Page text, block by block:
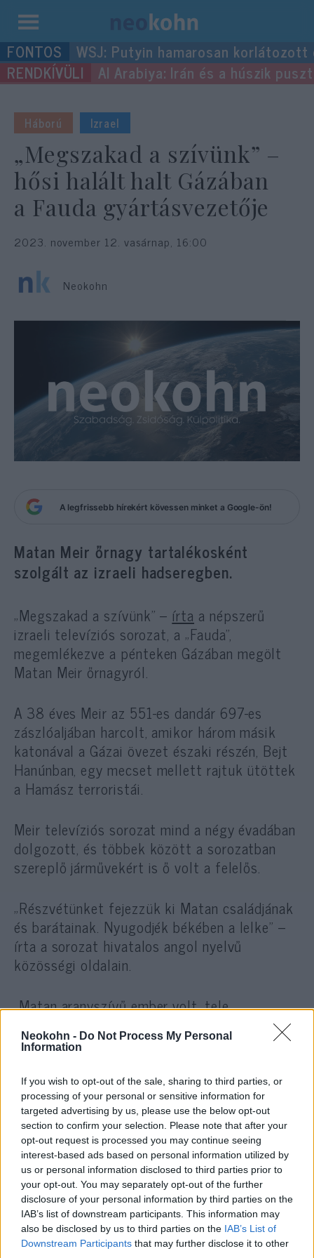
Neokohn - Do Not Process My Personal
Information
If you wish to opt-out of the sale, sharing to third parties, or
processing of your personal or sensitive information for
targeted advertising by us, please use the below opt-out
section to confirm your selection. Please note that after your
opt-out request is processed you may continue seeing
interest-based ads based on personal information utilized by
us or personal information disclosed to third parties prior to
your opt-out. You may separately opt-out of the further
disclosure of your personal information by third parties on the
IAB’s list of downstream participants. This information may
also be disclosed by us to third parties on the IAB’s List of
Downstream Participants that may further disclose it to other
Kilépés
a
tartalomba
WSJ: Putyin hamarosan
Al Arabiya: Irán és a húszik
Háború Izrael
„Megszakad a szívünk” –
hősi halált halt Gázában
a Fauda gyártásvezetője
2023. november 12. vasárnap, 16:00
Neokohn
A legfrissebb hírekért kövessen minket a Google-ön!
Matan Meir őrnagy tartalékosként
szolgált az izraeli hadseregben.
„Megszakad a szívünk” – írta a népszerű
izraeli televíziós sorozat, a „Fauda”,
megemlékezve a pénteken Gázában megölt
Matan Meir őrnagyról.
A 38 éves Meir az 551-es dandár 697-es
zászlóaljában harcolt, amikor három másik
katonával a Gázai övezet északi részén, Bejt
Hanúnban, egy mecset mellett rajtuk ütöttek
a Hamász terroristái.
Meir televíziós sorozat mind a négy évadában
dolgozott, és többek között a sorozatban
szereplő járművekért is ő volt a felelős.
„Részvétünket fejezzük ki Matan családjának
és barátainak. Nyugodjék békében a lelke” –
írta a sorozat hivatalos angol nyelvű
közösségi oldalain.
„Matan aranyszívű ember volt, tele
kedvességgel és jótékonysággal. Szerettelek
Matan.
Mindig, minden pillanatban a
rendelkezésemre álltál. Mindig
azt mondtad, hogy nincs olyan
probléma, amit ne tudnál
megoldani.
Fakadjon emlékedből áldás” – nyilatkozta a